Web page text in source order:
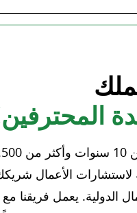
لاستشارات الأعمال
الدولية. يعمل فريقنا